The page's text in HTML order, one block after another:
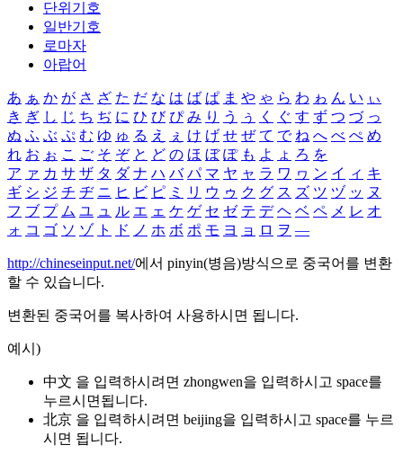
단위기호
일반기호
로마자
아랍어
あ ぁ か が さ ざ た だ な は ば ぱ ま や ゃ ら わ ゎ ん い ぃ
き ぎ し じ ち ぢ に ひ び ぴ み り う ぅ く ぐ す ず つ づ っ
ぬ ふ ぶ ぷ む ゆ ゅ る え ぇ け げ せ ぜ て で ね へ べ ぺ め
れ お ぉ こ ご そ ぞ と ど の ほ ぼ ぽ も よ ょ ろ を
ア ァ カ サ ザ タ ダ ナ ハ バ パ マ ヤ ャ ラ ワ ヮ ン イ ィ キ
ギ シ ジ チ ヂ ニ ヒ ビ ピ ミ リ ウ ゥ ク グ ス ズ ツ ヅ ッ ヌ
フ ブ プ ム ユ ュ ル エ ェ ケ ゲ セ ゼ テ デ ヘ ベ ペ メ レ オ
ォ コ ゴ ソ ゾ ト ド ノ ホ ボ ポ モ ヨ ョ ロ ヲ ―
http://chineseinput.net/에서 pinyin(병음)방식으로 중국어를 변환
할 수 있습니다.
변환된 중국어를 복사하여 사용하시면 됩니다.
예시)
中文 을 입력하시려면 zhongwen을 입력하시고 space를
누르시면됩니다.
北京 을 입력하시려면 beijing을 입력하시고 space를 누르
시면 됩니다.